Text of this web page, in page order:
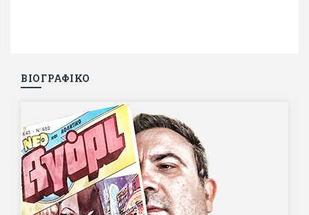
ΒΙΟΓΡΑΦΙΚΟ